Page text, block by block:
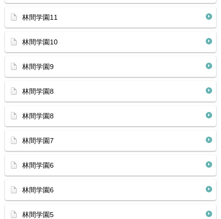
林間学園11
林間学園10
林間学園9
林間学園8
林間学園8
林間学園7
林間学園6
林間学園6
林間学園5